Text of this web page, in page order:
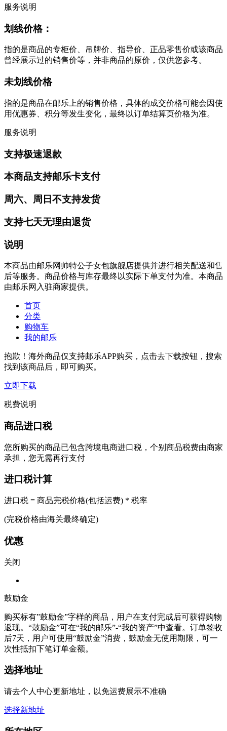
服务说明
划线价格：
指的是商品的专柜价、吊牌价、指导价、正品零售价或该商品
曾经展示过的销售价等，并非商品的原价，仅供您参考。
未划线价格
指的是商品在邮乐上的销售价格，具体的成交价格可能会因使
用优惠券、积分等发生变化，最终以订单结算页价格为准。
服务说明
支持极速退款
本商品支持邮乐卡支付
周六、周日不支持发货
支持七天无理由退货
说明
本商品由邮乐网帅特公子女包旗舰店提供并进行相关配送和售
后等服务。商品价格与库存最终以实际下单支付为准。本商品
由邮乐网入驻商家提供。
首页
分类
购物车
我的邮乐
抱歉！海外商品仅支持邮乐APP购买，点击去下载按钮，搜索
找到该商品后，即可购买。
立即下载
税费说明
商品进口税
您所购买的商品已包含跨境电商进口税，个别商品税费由商家
承担，您无需再行支付
进口税计算
进口税 = 商品完税价格(包括运费) * 税率
(完税价格由海关最终确定)
优惠
关闭
鼓励金
购买标有”鼓励金”字样的商品，用户在支付完成后可获得购物
返现。“鼓励金”可在“我的邮乐”-“我的资产”中查看。订单签收
后7天，用户可使用“鼓励金”消费，鼓励金无使用期限，可一
次性抵扣下笔订单金额。
选择地址
请去个人中心更新地址，以免运费展示不准确
选择新地址